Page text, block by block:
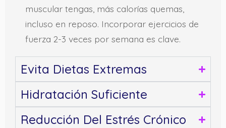
muscular tengas, más calorías quemas,
incluso en reposo. Incorporar ejercicios de
fuerza 2-3 veces por semana es clave.
Evita Dietas Extremas
Hidratación Suficiente
Reducción Del Estrés Crónico